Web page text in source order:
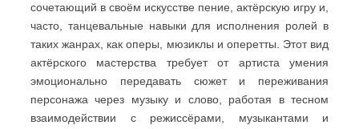
сочетающий в своём искусстве пение, актёрскую игру и,
часто, танцевальные навыки для исполнения ролей в
таких жанрах, как оперы, мюзиклы и оперетты. Этот вид
актёрского мастерства требует от артиста умения
эмоционально передавать сюжет и переживания
персонажа через музыку и слово, работая в тесном
взаимодействии с режиссёрами, музыкантами и